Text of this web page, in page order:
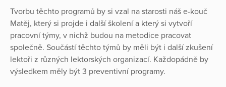
Tvorbu těchto programů by si vzal na starosti náš e-kouč
Matěj, který si projde i další školení a který si vytvoří
pracovní týmy, v nichž budou na metodice pracovat
společně. Součástí těchto týmů by měli být i další zkušení
lektoři z různých lektorských organizací. Každopádně by
výsledkem měly být 3 preventivní programy.